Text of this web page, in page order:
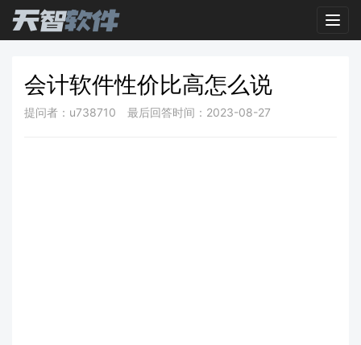
会计软件性价比高怎么说
提问者：u738710 最后回答时间：2023-08-27